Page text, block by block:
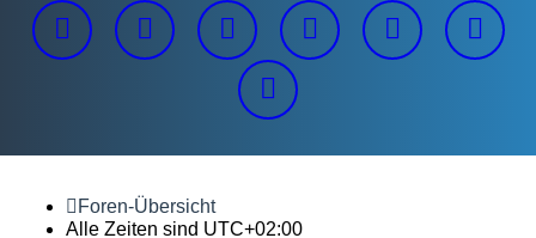
Foren-Übersicht
Alle Zeiten sind UTC+02:00